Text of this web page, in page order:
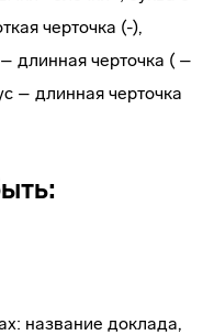
черточка (-),
длинная черточка ( –
– длинная черточка
название доклада,